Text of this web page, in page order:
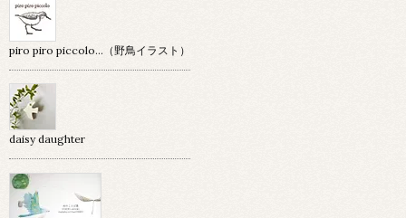
piro piro piccolo…（野鳥イラスト）
daisy daughter